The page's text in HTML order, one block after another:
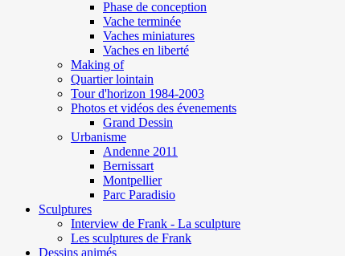
Phase de conception
Vache terminée
Vaches miniatures
Vaches en liberté
Making of
Quartier lointain
Tour d'horizon 1984-2003
Photos et vidéos des évenements
Grand Dessin
Urbanisme
Andenne 2011
Bernissart
Montpellier
Parc Paradisio
Sculptures
Interview de Frank - La sculpture
Les sculptures de Frank
Dessins animés